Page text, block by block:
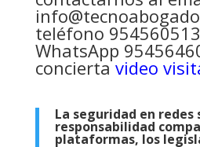
teléfono
WhatsApp
concierta video
La seguridad en redes
responsabilidad
plataformas, los